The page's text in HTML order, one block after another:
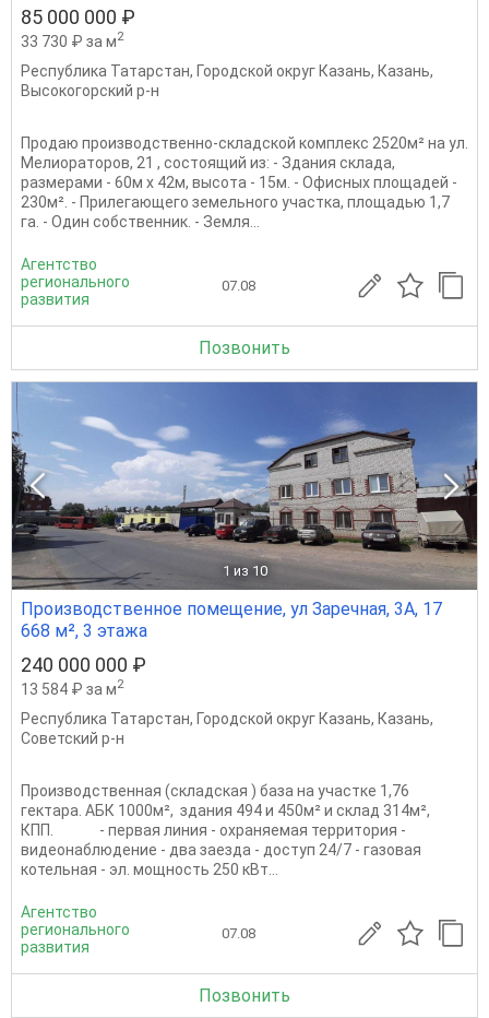
85 000 000 ₽
33 730 ₽ за м2
Республика Татарстан, Городской округ Казань, Казань,
Высокогорский р-н
Продаю производственно-складской комплекс 2520м² на ул.
Мелиораторов, 21 , состоящий из: - Здания склада,
размерами - 60м х 42м, высота - 15м. - Офисных площадей -
230м². - Прилегающего земельного участка, площадью 1,7
га. - Один собственник. - Земля...
Агентство
регионального
развития
07.08
Позвонить
1 из 10
Производственное помещение, ул Заречная, 3А, 17
668 м², 3 этажа
240 000 000 ₽
13 584 ₽ за м2
Республика Татарстан, Городской округ Казань, Казань,
Советский р-н
Производственная (складская ) база на участке 1,76
гектара. АБК 1000м², здания 494 и 450м² и склад 314м²,
КПП. - первая линия - охраняемая территория -
видеонаблюдение - два заезда - доступ 24/7 - газовая
котельная - эл. мощность 250 кВт...
Агентство
регионального
развития
07.08
Позвонить